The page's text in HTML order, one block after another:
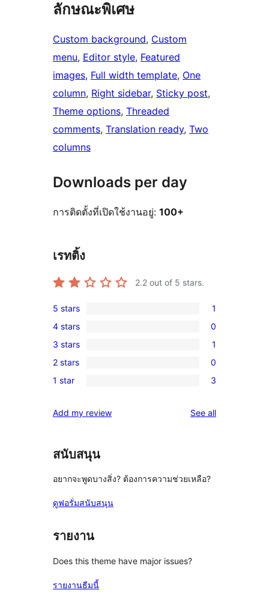
ลักษณะพิเศษ
Custom background, Custom
menu, Editor style, Featured
images, Full width template, One
column, Right sidebar, Sticky post
Theme options, Threaded
comments, Translation ready, Two
columns
Downloads per day
การติดตั้งที่เปิดใช้งานอยู่: 100+
เรทติ้ง
2.2 out of 5 stars.
1
5-
star
review
5 stars 1
0
4-
star
reviews
4 stars 0
1
3-
star
3 stars 1
0
2-
reviews
2 stars 0
3
star
1 star 3
Add my review See allreviews
สนับสนุน
อยากจะพูดบางสิ่ง? ต้องการความช่วยเหลือ?
ดูฟอรั่มสนับสนุน
รายงาน
Does this theme have major issues?
รายงานธีมนี้